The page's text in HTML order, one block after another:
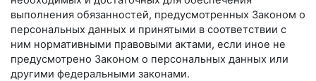
выполнения обязанностей, предусмотренных Законом о
персональных данных и принятыми в соответствии с
ним нормативными правовыми актами, если иное не
предусмотрено Законом о персональных данных или
другими федеральными законами.